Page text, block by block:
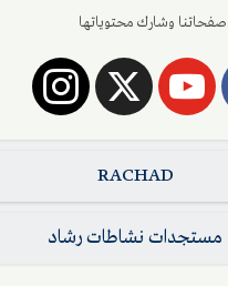
وشارك محتوياتها
RACHAD
مستجدات نشاطات رشاد